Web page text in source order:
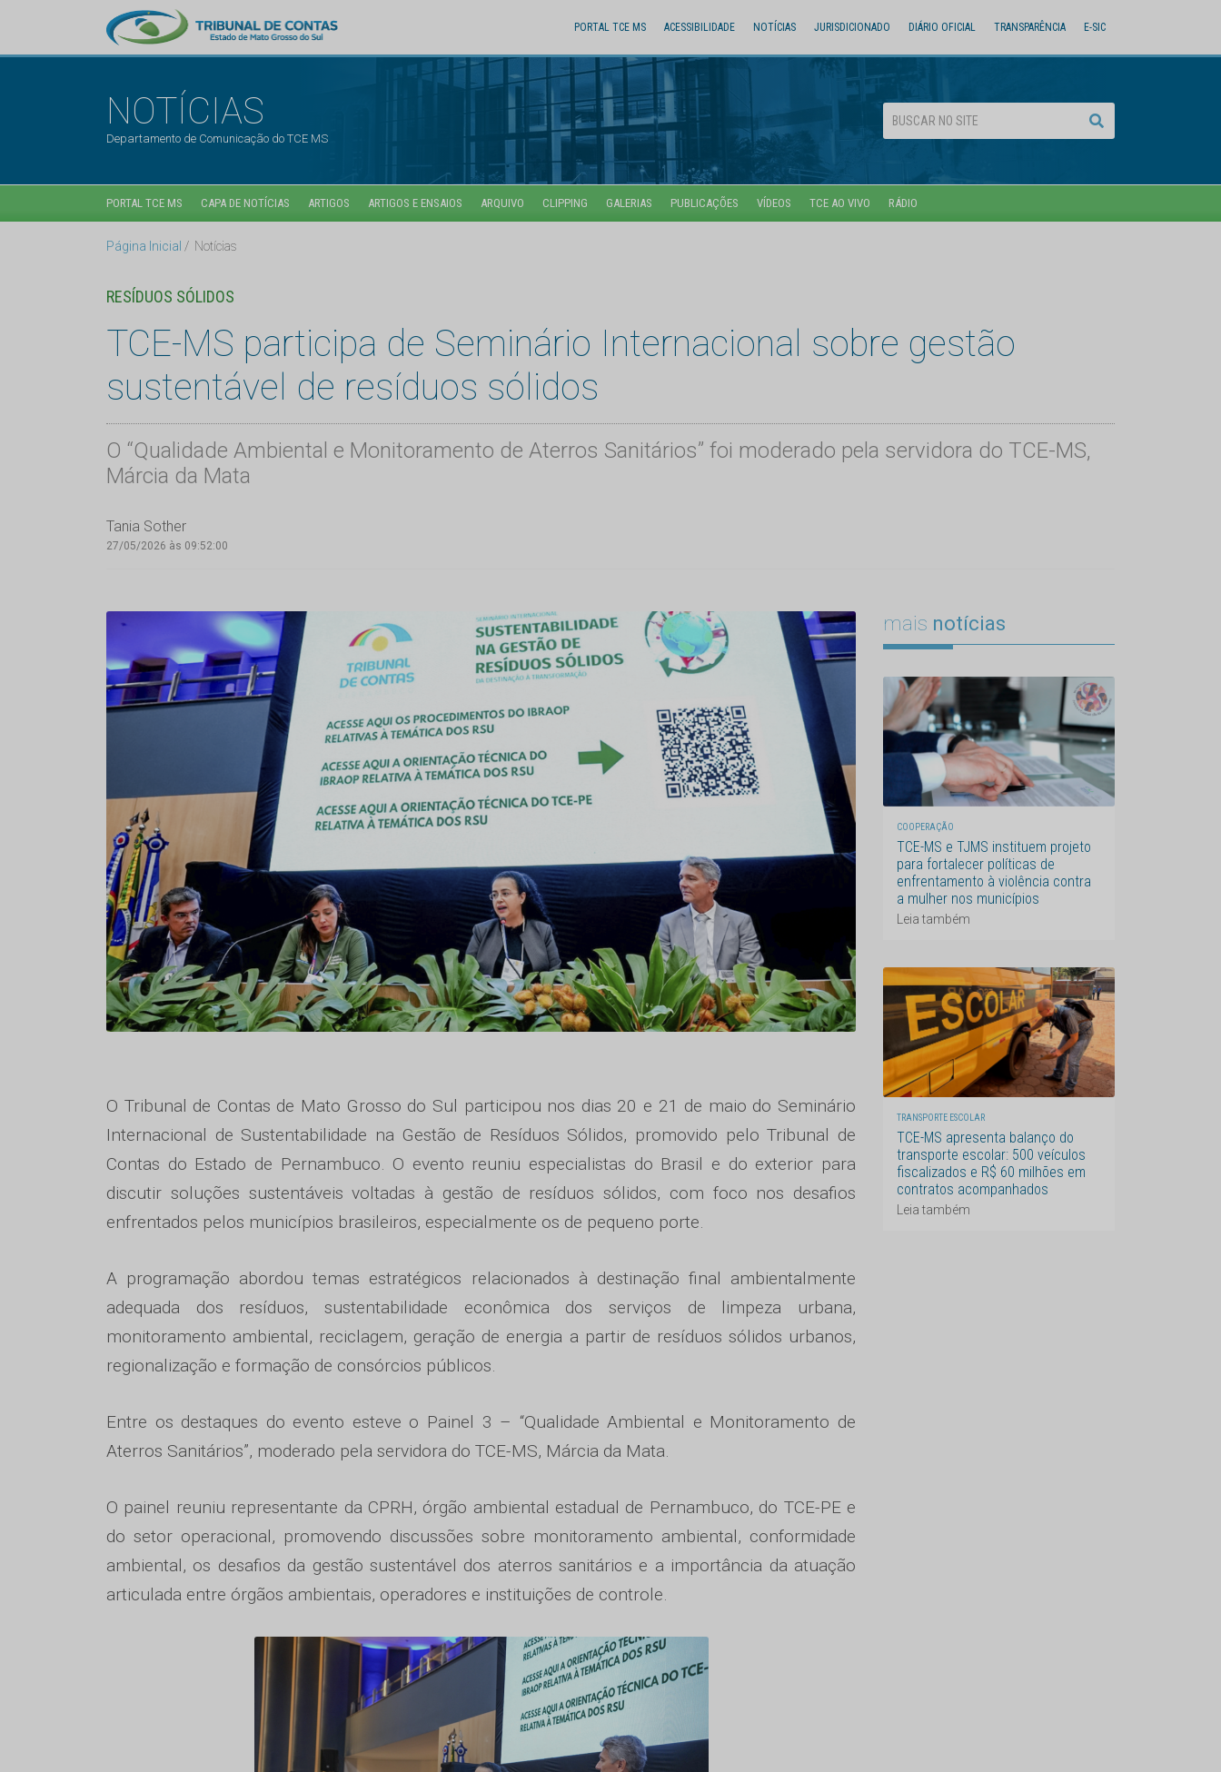
PORTAL TCE MS ACESSIBILIDADE NOTÍCIAS JURISDICIONADO DIÁRIO OFICIAL TRANSPARÊNCIA E-SIC
NOTÍCIAS
Departamento de Comunicação do TCE MS
PORTAL TCE MS CAPA DE NOTÍCIAS ARTIGOS ARTIGOS E ENSAIOS ARQUIVO CLIPPING GALERIAS PUBLICAÇÕES VÍDEOS TCE AO VIVO RÁDIO
Página Inicial Notícias
RESÍDUOS SÓLIDOS
TCE-MS participa de Seminário Internacional sobre gestão
sustentável de resíduos sólidos
O “Qualidade Ambiental e Monitoramento de Aterros Sanitários” foi moderado pela servidora do TCE-MS,
Márcia da Mata
Tania Sother
27/05/2026 às 09:52:00
O Tribunal de Contas de Mato Grosso do Sul participou nos dias 20 e 21 de maio do Seminário
Internacional de Sustentabilidade na Gestão de Resíduos Sólidos, promovido pelo Tribunal de
Contas do Estado de Pernambuco. O evento reuniu especialistas do Brasil e do exterior para
discutir soluções sustentáveis voltadas à gestão de resíduos sólidos, com foco nos desafios
enfrentados pelos municípios brasileiros, especialmente os de pequeno porte.
A programação abordou temas estratégicos relacionados à destinação final ambientalmente
adequada dos resíduos, sustentabilidade econômica dos serviços de limpeza urbana,
monitoramento ambiental, reciclagem, geração de energia a partir de resíduos sólidos urbanos,
regionalização e formação de consórcios públicos.
Entre os destaques do evento esteve o Painel 3 – “Qualidade Ambiental e Monitoramento de
Aterros Sanitários”, moderado pela servidora do TCE-MS, Márcia da Mata.
O painel reuniu representante da CPRH, órgão ambiental estadual de Pernambuco, do TCE-PE e
do setor operacional, promovendo discussões sobre monitoramento ambiental, conformidade
ambiental, os desafios da gestão sustentável dos aterros sanitários e a importância da atuação
articulada entre órgãos ambientais, operadores e instituições de controle.
mais notícias
COOPERAÇÃO
TCE-MS e TJMS instituem projeto
para fortalecer políticas de
enfrentamento à violência contra
a mulher nos municípios
Leia também
TRANSPORTE ESCOLAR
TCE-MS apresenta balanço do
transporte escolar: 500 veículos
fiscalizados e R$ 60 milhões em
contratos acompanhados
Leia também